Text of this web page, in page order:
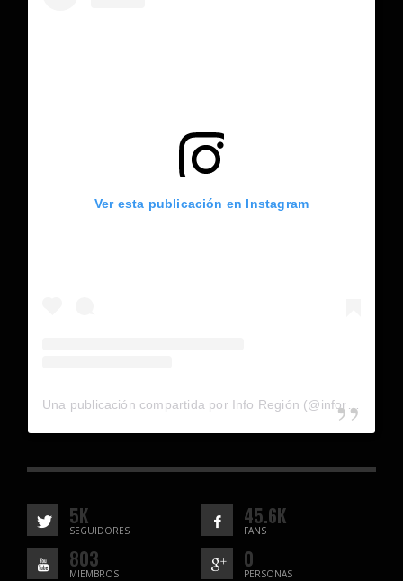
Ver esta publicación en Instagram
5K
SEGUIDORES
45.6K
FANS
803
MIEMBROS
0
PERSONAS